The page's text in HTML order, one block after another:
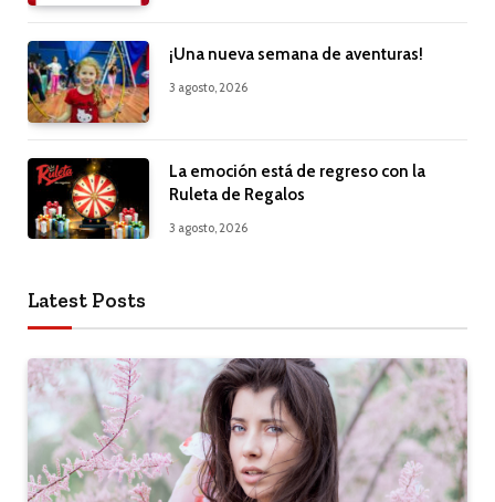
¡Una nueva semana de aventuras!
3 agosto, 2026
La emoción está de regreso con la
Ruleta de Regalos
3 agosto, 2026
Latest Posts